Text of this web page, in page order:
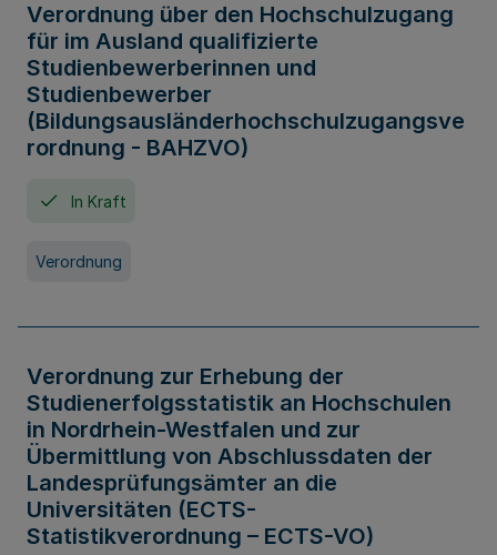
Verordnung über den Hochschulzugang
für im Ausland qualifizierte
Studienbewerberinnen und
Studienbewerber
(Bildungsausländerhochschulzugangsve
rordnung - BAHZVO)
In Kraft
Verordnung
Verordnung zur Erhebung der
Studienerfolgsstatistik an Hochschulen
in Nordrhein-Westfalen und zur
Übermittlung von Abschlussdaten der
Landesprüfungsämter an die
Universitäten (ECTS-
Statistikverordnung – ECTS-VO)